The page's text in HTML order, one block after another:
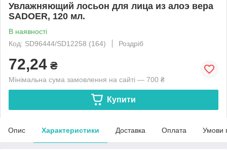
Увлажняющий лосьон для лица из алоэ вера
SADOER, 120 мл.
В наявності
Код: SD96444/SD12258 (164)
Роздріб
72,24 ₴
Мінімальна сума замовлення на сайті — 700 ₴
Купити
Опис Характеристики Доставка Оплата Умови